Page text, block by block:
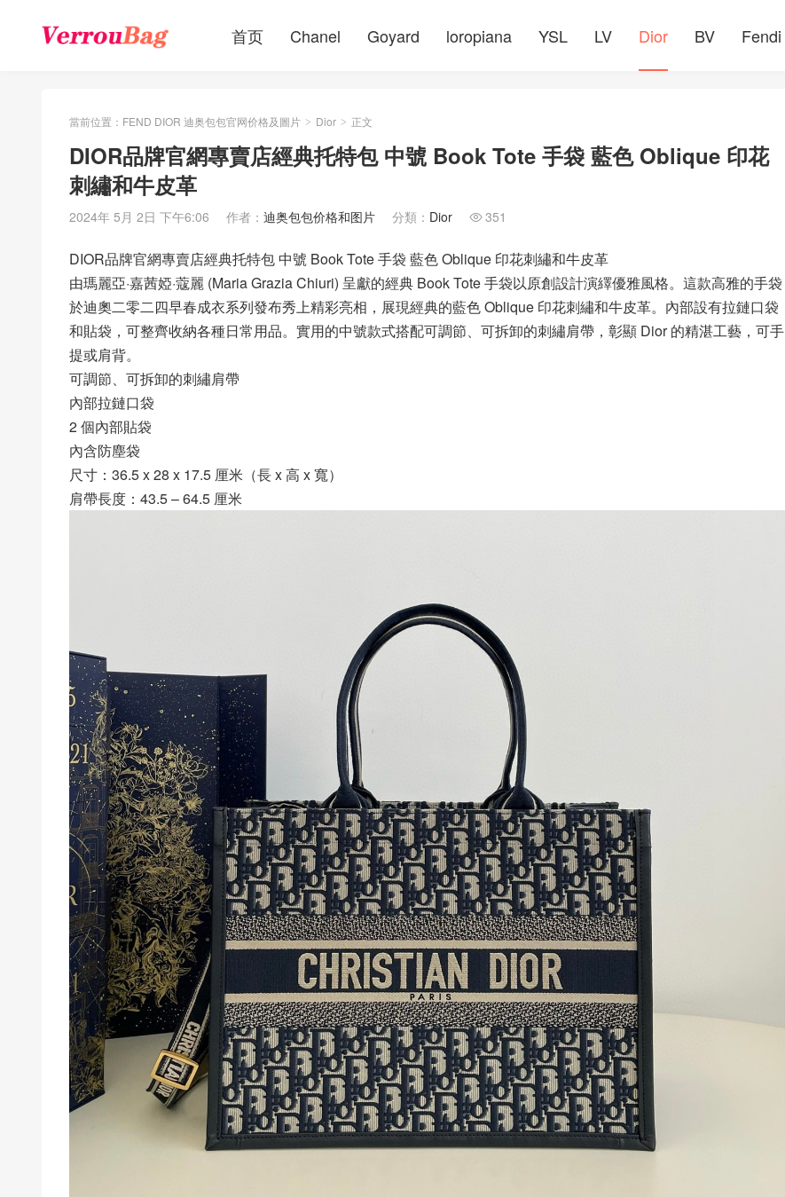
首页 Chanel Goyard loropiana YSL LV Dior BV Fendi
當前位置： FEND DIOR 迪奥包包官网价格及圖片 > Dior > 正文
DIOR品牌官網專賣店經典托特包 中號 Book Tote 手袋 藍色 Oblique 印花
刺繡和牛皮革
2024年 5月 2日 下午6:06 作者： 迪奥包包价格和图片 分類： Dior  351
DIOR品牌官網專賣店經典托特包 中號 Book Tote 手袋 藍色 Oblique 印花刺繡和牛皮革
由瑪麗亞·嘉茜婭·蔻麗 (Maria Grazia Chiuri) 呈獻的經典 Book Tote 手袋以原創設計演繹優雅風格。這款高雅的手袋
於迪奧二零二四早春成衣系列發布秀上精彩亮相，展現經典的藍色 Oblique 印花刺繡和牛皮革。內部設有拉鏈口袋
和貼袋，可整齊收納各種日常用品。實用的中號款式搭配可調節、可拆卸的刺繡肩帶，彰顯 Dior 的精湛工藝，可手
提或肩背。
可調節、可拆卸的刺繡肩帶
內部拉鏈口袋
2 個內部貼袋
內含防塵袋
尺寸：36.5 x 28 x 17.5 厘米（長 x 高 x 寬）
肩帶長度：43.5 – 64.5 厘米